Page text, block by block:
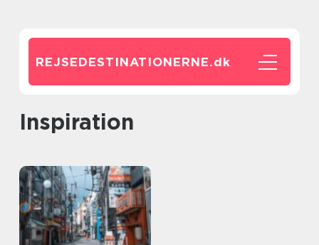
REJSEDESTINATIONERNE.dk
inspiration